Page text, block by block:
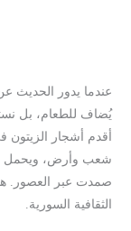
عندما يدور الحديث
يُضاف للطعام، بل
أقدم أشجار الزيتون
شعب وأرض، ويحمل
صمدت عبر العصور.
الثقافية السورية.